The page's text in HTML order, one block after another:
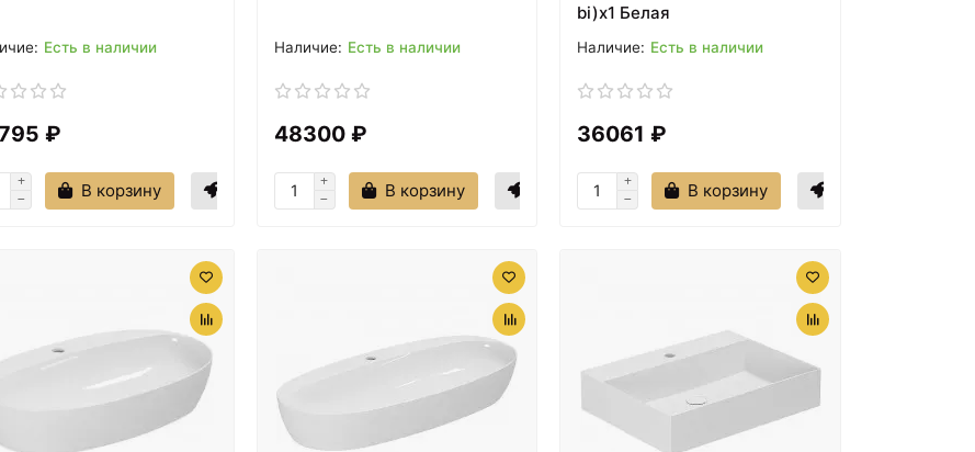
Есть в наличии
₽
В корзину
Есть в наличии
48300 ₽
В корзину
bi)x1 Белая
Есть в наличии
36061 ₽
В корзину